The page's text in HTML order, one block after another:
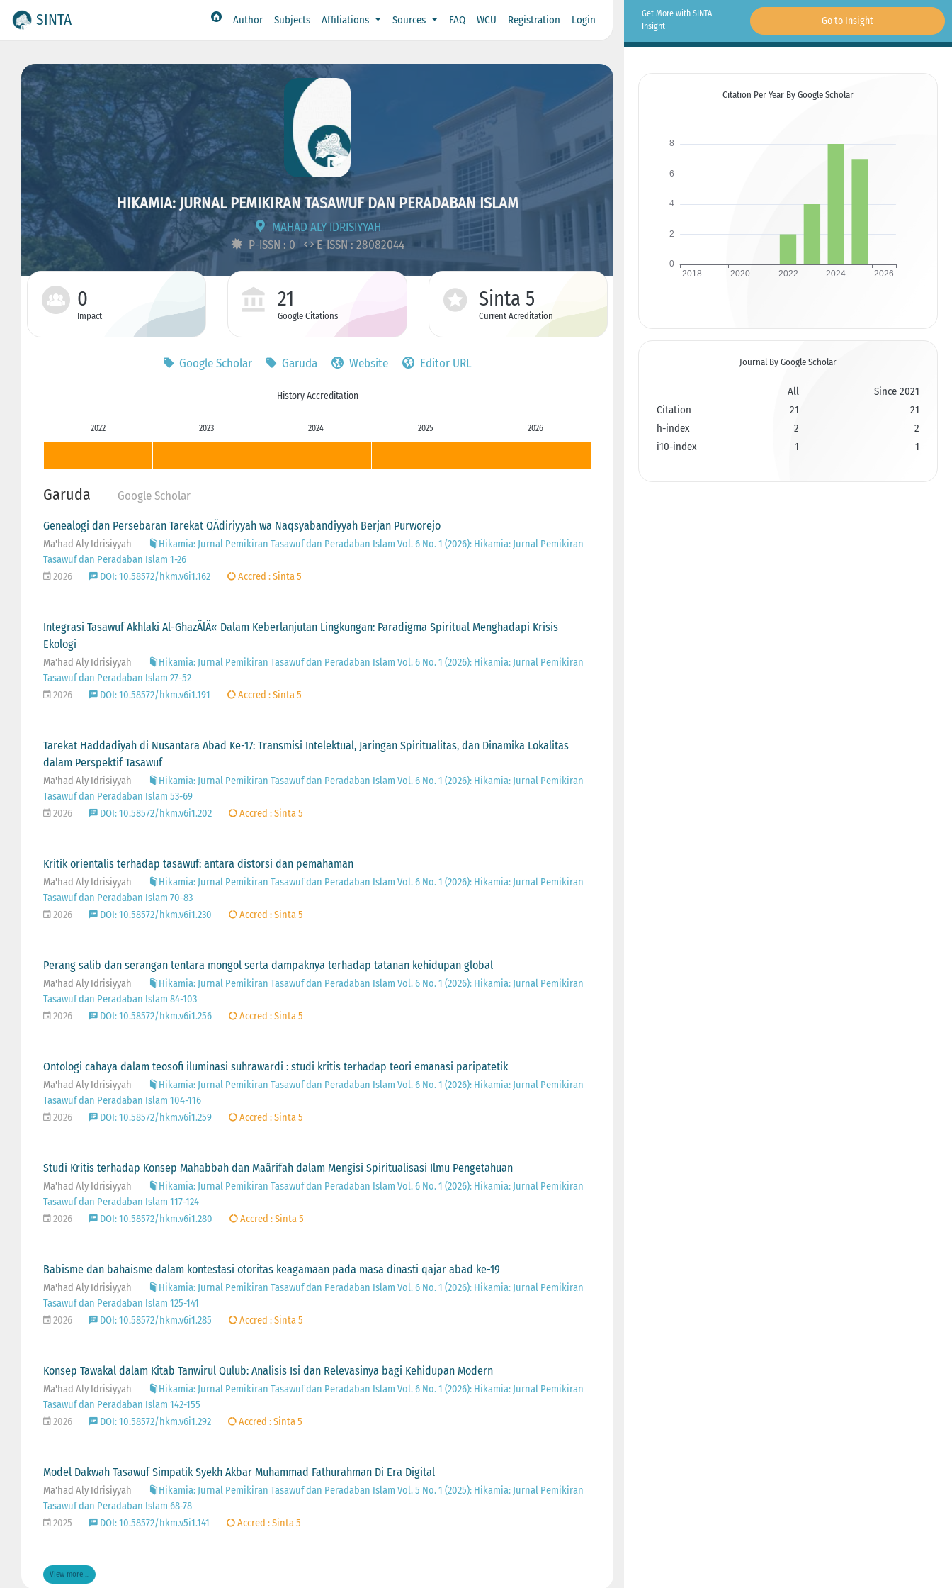
SINTA Author Subjects Affiliations Sources FAQ WCU Registration Login
HIKAMIA: JURNAL PEMIKIRAN TASAWUF DAN PERADABAN ISLAM
MAHAD ALY IDRISIYYAH
P-ISSN : 0
E-ISSN : 28082044
0
Impact
21
Google Citations
Sinta 5
Current Acreditation
Google Scholar Garuda Website Editor URL
History Accreditation
2022 2023 2024 2025 2026
Garuda Google Scholar
Genealogi dan Persebaran Tarekat QÄdiriyyah wa Naqsyabandiyyah Berjan Purworejo
Ma'had Aly Idrisiyyah
Hikamia: Jurnal Pemikiran Tasawuf dan Peradaban Islam Vol. 6 No. 1 (2026): Hikamia: Jurnal Pemikiran
Tasawuf dan Peradaban Islam 1-26
2026
DOI: 10.58572/hkm.v6i1.162 Accred : Sinta 5
Integrasi Tasawuf Akhlaki Al-GhazÄlÄ« Dalam Keberlanjutan Lingkungan: Paradigma Spiritual Menghadapi Krisis
Ekologi
Ma'had Aly Idrisiyyah
Hikamia: Jurnal Pemikiran Tasawuf dan Peradaban Islam Vol. 6 No. 1 (2026): Hikamia: Jurnal Pemikiran
Tasawuf dan Peradaban Islam 27-52
2026
DOI: 10.58572/hkm.v6i1.191 Accred : Sinta 5
Tarekat Haddadiyah di Nusantara Abad Ke-17: Transmisi Intelektual, Jaringan Spiritualitas, dan Dinamika Lokalitas
dalam Perspektif Tasawuf
Ma'had Aly Idrisiyyah
Hikamia: Jurnal Pemikiran Tasawuf dan Peradaban Islam Vol. 6 No. 1 (2026): Hikamia: Jurnal Pemikiran
Tasawuf dan Peradaban Islam 53-69
2026
DOI: 10.58572/hkm.v6i1.202 Accred : Sinta 5
Kritik orientalis terhadap tasawuf: antara distorsi dan pemahaman
Ma'had Aly Idrisiyyah
Hikamia: Jurnal Pemikiran Tasawuf dan Peradaban Islam Vol. 6 No. 1 (2026): Hikamia: Jurnal Pemikiran
Tasawuf dan Peradaban Islam 70-83
2026
DOI: 10.58572/hkm.v6i1.230 Accred : Sinta 5
Perang salib dan serangan tentara mongol serta dampaknya terhadap tatanan kehidupan global
Ma'had Aly Idrisiyyah
Hikamia: Jurnal Pemikiran Tasawuf dan Peradaban Islam Vol. 6 No. 1 (2026): Hikamia: Jurnal Pemikiran
Tasawuf dan Peradaban Islam 84-103
2026
DOI: 10.58572/hkm.v6i1.256 Accred : Sinta 5
Ontologi cahaya dalam teosofi iluminasi suhrawardi : studi kritis terhadap teori emanasi paripatetik
Ma'had Aly Idrisiyyah
Hikamia: Jurnal Pemikiran Tasawuf dan Peradaban Islam Vol. 6 No. 1 (2026): Hikamia: Jurnal Pemikiran
Tasawuf dan Peradaban Islam 104-116
2026
DOI: 10.58572/hkm.v6i1.259 Accred : Sinta 5
Studi Kritis terhadap Konsep Mahabbah dan Maârifah dalam Mengisi Spiritualisasi Ilmu Pengetahuan
Ma'had Aly Idrisiyyah
Hikamia: Jurnal Pemikiran Tasawuf dan Peradaban Islam Vol. 6 No. 1 (2026): Hikamia: Jurnal Pemikiran
Tasawuf dan Peradaban Islam 117-124
2026
DOI: 10.58572/hkm.v6i1.280 Accred : Sinta 5
Babisme dan bahaisme dalam kontestasi otoritas keagamaan pada masa dinasti qajar abad ke-19
Ma'had Aly Idrisiyyah
Hikamia: Jurnal Pemikiran Tasawuf dan Peradaban Islam Vol. 6 No. 1 (2026): Hikamia: Jurnal Pemikiran
Tasawuf dan Peradaban Islam 125-141
2026
DOI: 10.58572/hkm.v6i1.285 Accred : Sinta 5
Konsep Tawakal dalam Kitab Tanwirul Qulub: Analisis Isi dan Relevasinya bagi Kehidupan Modern
Ma'had Aly Idrisiyyah
Hikamia: Jurnal Pemikiran Tasawuf dan Peradaban Islam Vol. 6 No. 1 (2026): Hikamia: Jurnal Pemikiran
Tasawuf dan Peradaban Islam 142-155
2026
DOI: 10.58572/hkm.v6i1.292 Accred : Sinta 5
Model Dakwah Tasawuf Simpatik Syekh Akbar Muhammad Fathurahman Di Era Digital
Ma'had Aly Idrisiyyah
Hikamia: Jurnal Pemikiran Tasawuf dan Peradaban Islam Vol. 5 No. 1 (2025): Hikamia: Jurnal Pemikiran
Tasawuf dan Peradaban Islam 68-78
2025
DOI: 10.58572/hkm.v5i1.141 Accred : Sinta 5
View more ...
Get More with SINTA
Insight
Go to Insight
Citation Per Year By Google Scholar
Journal By Google Scholar
All
Since 2021
Citation
21
21
h-index
2
2
i10-index
1 1